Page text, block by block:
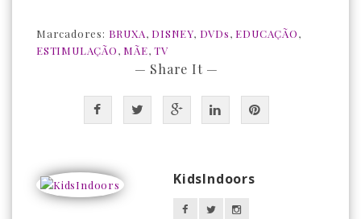
Marcadores: BRUXA, DISNEY, DVDs, EDUCAÇÃO,
ESTIMULAÇÃO, MÃE,TV
— Share It —
KidsIndoors